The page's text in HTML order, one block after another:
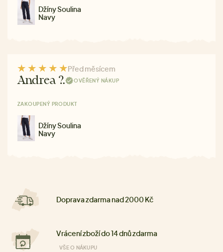
Džíny Soulina
Navy
Před měsícem
Andrea ?. OVĚŘENÝ NÁKUP
ZAKOUPENÝ PRODUKT
Džíny Soulina
Navy
Doprava zdarma nad 2000 Kč
Vrácení zboží do 14 dnů zdarma
VŠE O NÁKUPU